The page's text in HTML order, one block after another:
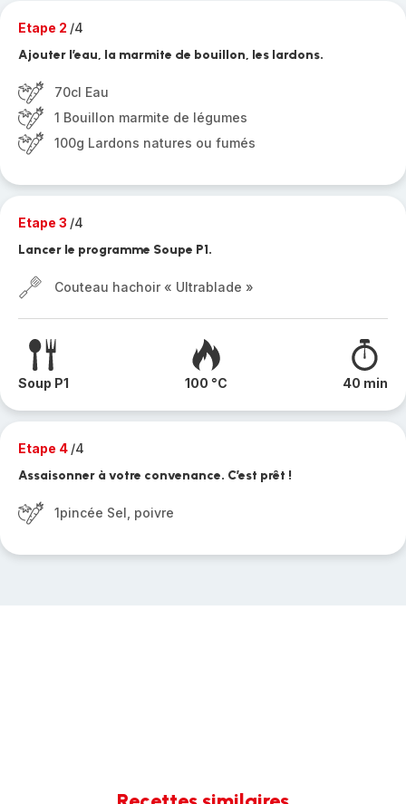
Etape 2 /4
Ajouter l’eau, la marmite de bouillon, les lardons.
70cl Eau
1 Bouillon marmite de légumes
100g Lardons natures ou fumés
Etape 3 /4
Lancer le programme Soupe P1.
Couteau hachoir « Ultrablade »
Soup P1 100 °C 40 min
Etape 4 /4
Assaisonner à votre convenance. C’est prêt !
1pincée Sel, poivre